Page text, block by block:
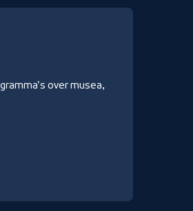
over musea,